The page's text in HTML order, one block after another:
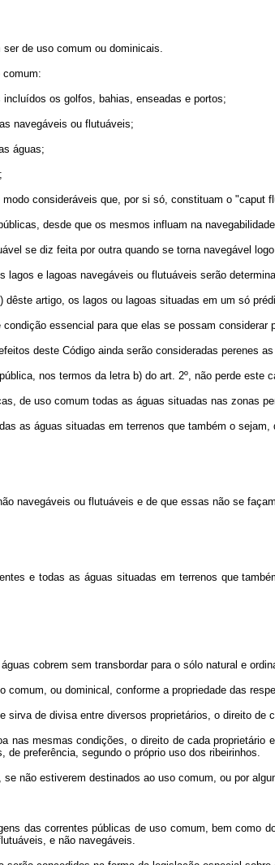
de uso comum ou dominicais.
comum:
os golfos, bahias, enseadas e portos;
navegáveis ou flutuáveis;
águas;
consideráveis que, por si só, constituam o "caput
desde que os mesmos influam na
se diz feita por outra quando se torna navegável
lagos e lagoas navegáveis ou flutuáveis serão
dêste artigo, os lagos ou lagoas situadas em um só
condição essencial para que elas se possam
deste Código ainda serão consideradas perenes
nos termos da letra b) do art. 2º, não perde
de uso comum todas as águas situadas nas zonas
as águas situadas em terrenos que também o
navegáveis ou flutuáveis e de que essas não se
e todas as águas situadas em terrenos que
cobrem sem transbordar para o sólo natural e
comum, ou dominical, conforme a propriedade das
sirva de divisa entre diversos proprietários, o direito
nas mesmas condições, o direito de cada
de preferência, segundo o próprio uso dos ribeirinhos.
não estiverem destinados ao uso comum, ou por
das correntes públicas de uso comum, bem
e não navegáveis.